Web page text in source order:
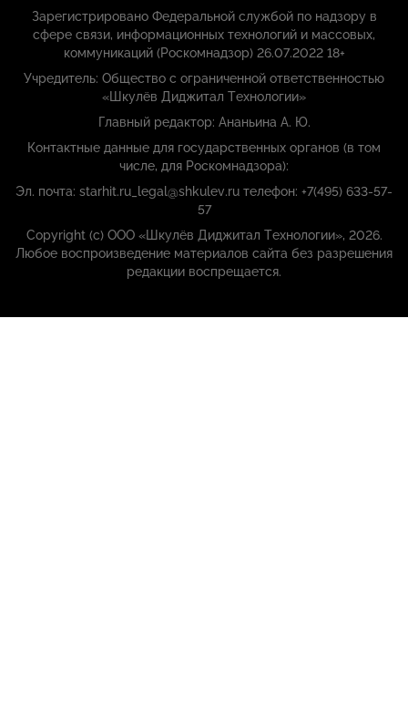
Зарегистрировано Федеральной службой по надзору в
сфере связи, информационных технологий и массовых,
коммуникаций (Роскомнадзор) 26.07.2022 18+
Учредитель: Общество с ограниченной ответственностью
«Шкулёв Диджитал Технологии»
Главный редактор: Ананьина А. Ю.
Контактные данные для государственных органов (в том
числе, для Роскомнадзора):
Эл. почта: starhit.ru_legal@shkulev.ru телефон: +7(495) 633-57-
57
Copyright (с) ООО «Шкулёв Диджитал Технологии», 2026.
Любое воспроизведение материалов сайта без разрешения
редакции воспрещается.